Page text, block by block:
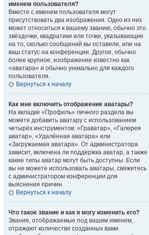
именем пользователя?
Вместе с именем пользователя могут
присутствовать два изображения. Одно из них
может относиться к вашему званию, обычно это
звёздочки, квадратики или точки, указывающие
на то, сколько сообщений вы оставили, или на
ваш статус на конференции. Другое, обычно
более крупное, изображение известно как
«аватара» и обычно уникально для каждого
пользователя.
Вернуться к началу
Как мне включить отображение аватары?
На вкладке «Профиль» личного раздела вы
можете добавить аватару с использованием
четырёх инструментов: «Граватар», «Галерея
аватар», «Удалённая аватара» или
«Загружаемая аватара». От администратора
зависит, включена ли поддержка аватар, а также
какие типы аватар могут быть доступны. Если
вы не можете использовать аватары, свяжитесь
с администратором конференции для
выяснения причин.
Вернуться к началу
Что такое звание и как я могу изменить его?
Звания, отображаемые под вашим именем,
отражают количество созданных вами